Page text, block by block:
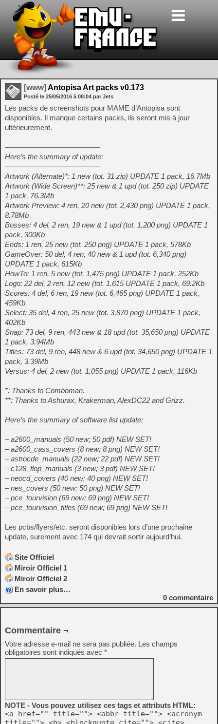
[www] Antopisa Art packs v0.173
Posté le 25/05/2016 à 08:04 par Jets
Les packs de screenshots pour MAME d’Antopisa sont
disponibles. Il manque certains packs, ils seront mis à jour
ultérieurement.
—————————————
Here’s the summary of update:
—————————————
Artwork (Alternate)*: 1 new (tot. 31 zip) UPDATE 1 pack, 16.7Mb
Artwork (Wide Screen)**: 25 new & 1 upd (tot. 250 zip) UPDATE
1 pack, 76.3Mb
Artwork Preview: 4 ren, 20 new (tot. 2,430 png) UPDATE 1 pack,
8.78Mb
Bosses: 4 del, 2 ren, 19 new & 1 upd (tot. 1,200 png) UPDATE 1
pack, 300Kb
Ends: 1 ren, 25 new (tot. 250 png) UPDATE 1 pack, 578Kb
GameOver: 50 del, 4 ren, 40 new & 1 upd (tot. 6,340 png)
UPDATE 1 pack, 615Kb
HowTo: 1 ren, 5 new (tot. 1,475 png) UPDATE 1 pack, 252Kb
Logo: 22 del, 2 ren, 12 new (tot. 1.615 UPDATE 1 pack, 69.2Kb
Scores: 4 del, 6 ren, 19 new (tot. 6,465 png) UPDATE 1 pack,
459Kb
Select: 35 del, 4 ren, 25 new (tot. 3,870 png) UPDATE 1 pack,
402Kb
Snap: 73 del, 9 ren, 443 new & 18 upd (tot. 35,650 png) UPDATE
1 pack, 3.94Mb
Titles: 73 del, 9 ren, 448 new & 6 upd (tot. 34,650 png) UPDATE 1
pack, 3.39Mb
Versus: 4 del, 2 new (tot. 1,055 png) UPDATE 1 pack, 116Kb
*: Thanks to Comboman.
**: Thanks to Ashurax, Krakerman, AlexDC22 and Grizz.
Here’s the summary of software list update:
—————————————
– a2600_manuals (50 new; 50 pdf) NEW SET!
– a2600_cass_covers (8 new; 8 png) NEW SET!
– astrocde_manuals (22 new; 22 pdf) NEW SET!
– c128_flop_manuals (3 new; 3 pdf) NEW SET!
– neocd_covers (40 new; 40 png) NEW SET!
– nes_covers (50 new; 50 png) NEW SET!
– pce_tourvision (69 new; 69 png) NEW SET!
– pce_tourvision_titles (69 new; 69 png) NEW SET!
Les pcbs/flyers/etc. seront disponibles lors d’une prochaine
update, surement avec 174 qui devrait sortir aujourd’hui.
Site Officiel
Miroir Officiel 1
Miroir Officiel 2
En savoir plus…
0 commentaire
Commentaire ¬
Votre adresse e-mail ne sera pas publiée. Les champs
obligatoires sont indiqués avec *
NOTE - Vous pouvez utilisez ces tags et attributs HTML:
<a href="" title=""> <abbr title=""> <acronym